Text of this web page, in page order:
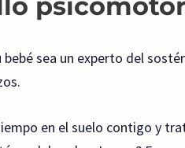
bebé sea un experto del
en el suelo contigo y